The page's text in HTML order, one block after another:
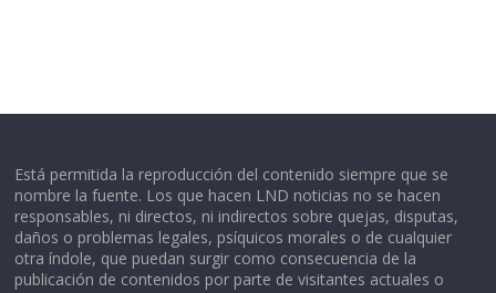
Está permitida la reproducción del contenido siempre que se
nombre la fuente. Los que hacen LND noticias no se hacen
responsables, ni directos, ni indirectos sobre quejas, disputas,
daños o problemas legales, psíquicos morales o de cualquier
otra índole, que puedan surgir como consecuencia de la
publicación de contenidos por parte de visitantes actuales o